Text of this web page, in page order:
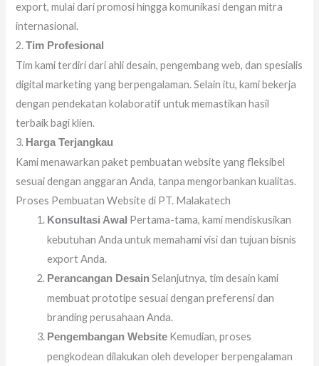
export, mulai dari promosi hingga komunikasi dengan mitra
internasional.
2.Tim Profesional
Tim kami terdiri dari ahli desain, pengembang web, dan spesialis
digital marketing yang berpengalaman. Selain itu, kami bekerja
dengan pendekatan kolaboratif untuk memastikan hasil
terbaik bagi klien.
3. Harga Terjangkau
Kami menawarkan paket pembuatan website yang fleksibel
sesuai dengan anggaran Anda, tanpa mengorbankan kualitas.
Proses Pembuatan Website di PT. Malakatech
Konsultasi Awal Pertama-tama, kami mendiskusikan
kebutuhan Anda untuk memahami visi dan tujuan bisnis
export Anda.
Perancangan DesainSelanjutnya, tim desain kami
membuat prototipe sesuai dengan preferensi dan
branding perusahaan Anda.
Pengembangan Website Kemudian, proses
pengkodean dilakukan oleh developer berpengalaman